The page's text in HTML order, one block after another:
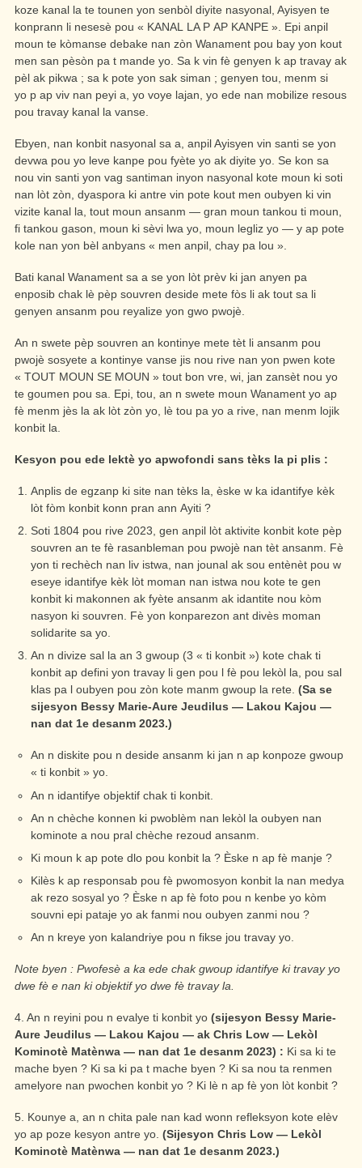
koze kanal la te tounen yon senbòl diyite nasyonal, Ayisyen te
konprann li nesesè pou « KANAL LA P AP KANPE ». Epi anpil
moun te kòmanse debake nan zòn Wanament pou bay yon kout
men san pèsòn pa t mande yo. Sa k vin fè genyen k ap travay ak
pèl ak pikwa ; sa k pote yon sak siman ; genyen tou, menm si
yo p ap viv nan peyi a, yo voye lajan, yo ede nan mobilize resous
pou travay kanal la vanse.
Ebyen, nan konbit nasyonal sa a, anpil Ayisyen vin santi se yon
devwa pou yo leve kanpe pou fyète yo ak diyite yo. Se kon sa
nou vin santi yon vag santiman inyon nasyonal kote moun ki soti
nan lòt zòn, dyaspora ki antre vin pote kout men oubyen ki vin
vizite kanal la, tout moun ansanm — gran moun tankou ti moun,
fi tankou gason, moun ki sèvi lwa yo, moun legliz yo — y ap pote
kole nan yon bèl anbyans « men anpil, chay pa lou ».
Bati kanal Wanament sa a se yon lòt prèv ki jan anyen pa
enposib chak lè pèp souvren deside mete fòs li ak tout sa li
genyen ansanm pou reyalize yon gwo pwojè.
An n swete pèp souvren an kontinye mete tèt li ansanm pou
pwojè sosyete a kontinye vanse jis nou rive nan yon pwen kote
« TOUT MOUN SE MOUN » tout bon vre, wi, jan zansèt nou yo
te goumen pou sa. Epi, tou, an n swete moun Wanament yo ap
fè menm jès la ak lòt zòn yo, lè tou pa yo a rive, nan menm lojik
konbit la.
Kesyon pou ede lektè yo apwofondi sans tèks la pi plis :
Anplis de egzanp ki site nan tèks la, èske w ka idantifye kèk
lòt fòm konbit konn pran ann Ayiti ?
Soti 1804 pou rive 2023, gen anpil lòt aktivite konbit kote pèp
souvren an te fè rasanbleman pou pwojè nan tèt ansanm. Fè
yon ti rechèch nan liv istwa, nan jounal ak sou entènèt pou w
eseye idantifye kèk lòt moman nan istwa nou kote te gen
konbit ki makonnen ak fyète ansanm ak idantite nou kòm
nasyon ki souvren. Fè yon konparezon ant divès moman
solidarite sa yo.
An n divize sal la an 3 gwoup (3 « ti konbit ») kote chak ti
konbit ap defini yon travay li gen pou l fè pou lekòl la, pou sal
klas pa l oubyen pou zòn kote manm gwoup la rete. (Sa se
sijesyon Bessy Marie-Aure Jeudilus — Lakou Kajou —
nan dat 1e desanm 2023.)
An n diskite pou n deside ansanm ki jan n ap konpoze gwoup
« ti konbit » yo.
An n idantifye objektif chak ti konbit.
An n chèche konnen ki pwoblèm nan lekòl la oubyen nan
kominote a nou pral chèche rezoud ansanm.
Ki moun k ap pote dlo pou konbit la ? Èske n ap fè manje ?
Kilès k ap responsab pou fè pwomosyon konbit la nan medya
ak rezo sosyal yo ? Èske n ap fè foto pou n kenbe yo kòm
souvni epi pataje yo ak fanmi nou oubyen zanmi nou ?
An n kreye yon kalandriye pou n fikse jou travay yo.
Note byen : Pwofesè a ka ede chak gwoup idantifye ki travay yo
dwe fè e nan ki objektif yo dwe fè travay la.
4. An n reyini pou n evalye ti konbit yo (sijesyon Bessy Marie-
Aure Jeudilus — Lakou Kajou — ak Chris Low — Lekòl
Kominotè Matènwa — nan dat 1e desanm 2023) : Ki sa ki te
mache byen ? Ki sa ki pa t mache byen ? Ki sa nou ta renmen
amelyore nan pwochen konbit yo ? Ki lè n ap fè yon lòt konbit ?
5. Kounye a, an n chita pale nan kad wonn refleksyon kote elèv
yo ap poze kesyon antre yo. (Sijesyon Chris Low — Lekòl
Kominotè Matènwa — nan dat 1e desanm 2023.)